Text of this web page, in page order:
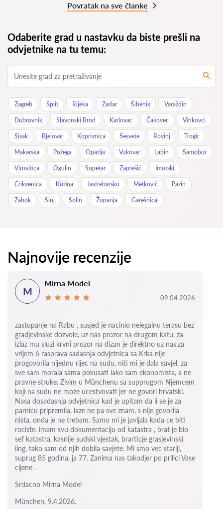
Povratak na sve članke
Odaberite grad u nastavku da biste prešli na
odvjetnike na tu temu:
Zagreb Split Rijeka Zadar Šibenik Varaždin
Dubrovnik Slavonski Brod Karlovac Čakovec Vinkovci
Sisak Bjelovar Koprivnica Sesvete Rovinj Trogir
Makarska Požega Opatija Vukovar Labin Samobor
Virovitica Ogulin Supetar Zaprešić Imotski
Crikvenica Kutina Jastrebarsko Metković Pazin
Zabok Sinj Solin Županja Garešnica
Najnovije recenzije
M
Mirna Model
09.04.2026
zastupanje na Rabu , susjed je nacinio nelegalnu terasu bez
gradjevinske dozvole, uz nas prozor na drugom katu, za
izlaz mu sluzi krvni prozor na dizan je direktno uz nas,za
vrijem 6 rasprava sadasnja odvjetnica sa Krka nije
progovorila nijednu rijec na sudu, niti mi je dala savjel, za
sve sam morala sama pokusati iako sam ekonomista, a ne
pravne struke. Zivim u Münchenu sa supprugom Njemcem
koji na sudu ne moze ucestvovati jer ne govori hrvatski.
Nasa dosadasnja odvjetnica kad je upitam da li se je za
parnicu pripremila, laze ne pa sve znam, s nije govorila
nista, onda je ne trebam. Samo mi je javljala kada ce biti
rociste. imam svu dokumentaciju od katastra , brat je bio
sef katastra, kasnije sudski vjestak, brarticje grasjevinski
iing, tako sam od njih dobila savjete. Mi smo vec stariji,
suprug 85 godina, ja 77. Zanima nas takodjer po prilici Vase
cijene .
Srdacno Mirna Model
München, 9.4.2026.